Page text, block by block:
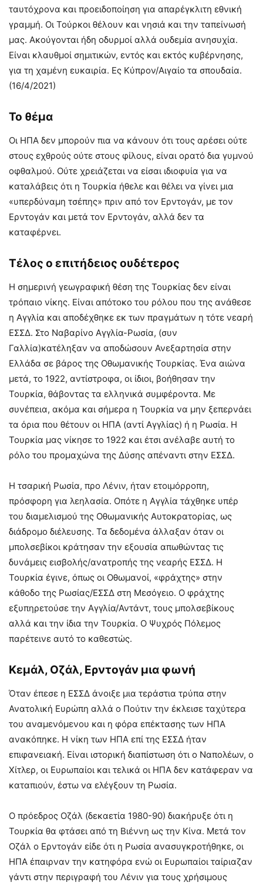
ταυτόχρονα και προειδοποίηση για απαρέγκλιτη εθνική
γραμμή. Οι Τούρκοι θέλουν και νησιά και την ταπείνωσή
μας. Ακούγονται ήδη οδυρμοί αλλά ουδεμία ανησυχία.
Είναι κλαυθμοί σημιτικών, εντός και εκτός κυβέρνησης,
για τη χαμένη ευκαιρία. Ες Κύπρον/Αιγαίο τα σπουδαία.
(16/4/2021)
Το θέμα
Οι ΗΠΑ δεν μπορούν πια να κάνουν ότι τους αρέσει ούτε
στους εχθρούς ούτε στους φίλους, είναι ορατό δια γυμνού
οφθαλμού. Ούτε χρειάζεται να είσαι ιδιοφυία για να
καταλάβεις ότι η Τουρκία ήθελε και θέλει να γίνει μια
«υπερδύναμη τσέπης» πριν από τον Ερντογάν, με τον
Ερντογάν και μετά τον Ερντογάν, αλλά δεν τα
καταφέρνει.
Τέλος ο επιτήδειος ουδέτερος
Η σημερινή γεωγραφική θέση της Τουρκίας δεν είναι
τρόπαιο νίκης. Είναι απότοκο του ρόλου που της ανάθεσε
η Αγγλία και αποδέχθηκε εκ των πραγμάτων η τότε νεαρή
ΕΣΣΔ. Στο Ναβαρίνο Αγγλία-Ρωσία, (συν
Γαλλία)κατέληξαν να αποδώσουν Ανεξαρτησία στην
Ελλάδα σε βάρος της Οθωμανικής Τουρκίας. Ένα αιώνα
μετά, το 1922, αντίστροφα, οι ίδιοι, βοήθησαν την
Τουρκία, θάβοντας τα ελληνικά συμφέροντα. Με
συνέπεια, ακόμα και σήμερα η Τουρκία να μην ξεπερνάει
τα όρια που θέτουν οι ΗΠΑ (αντί Αγγλίας) ή η Ρωσία. Η
Τουρκία μας νίκησε το 1922 και έτσι ανέλαβε αυτή το
ρόλο του προμαχώνα της Δύσης απέναντι στην ΕΣΣΔ.
Η τσαρική Ρωσία, προ Λένιν, ήταν ετοιμόρροπη,
πρόσφορη για λεηλασία. Οπότε η Αγγλία τάχθηκε υπέρ
του διαμελισμού της Οθωμανικής Αυτοκρατορίας, ως
διάδρομο διέλευσης. Τα δεδομένα άλλαξαν όταν οι
μπολσεβίκοι κράτησαν την εξουσία απωθώντας τις
δυνάμεις εισβολής/ανατροπής της νεαρής ΕΣΣΔ. Η
Τουρκία έγινε, όπως οι Οθωμανοί, «φράχτης» στην
κάθοδο της Ρωσίας/ΕΣΣΔ στη Μεσόγειο. Ο φράχτης
εξυπηρετούσε την Αγγλία/Αντάντ, τους μπολσεβίκους
αλλά και την ίδια την Τουρκία. Ο Ψυχρός Πόλεμος
παρέτεινε αυτό το καθεστώς.
Κεμάλ, Οζάλ, Ερντογάν μια φωνή
Όταν έπεσε η ΕΣΣΔ άνοιξε μια τεράστια τρύπα στην
Ανατολική Ευρώπη αλλά ο Πούτιν την έκλεισε ταχύτερα
του αναμενόμενου και η φόρα επέκτασης των ΗΠΑ
ανακόπηκε. Η νίκη των ΗΠΑ επί της ΕΣΣΔ ήταν
επιφανειακή. Είναι ιστορική διαπίστωση ότι ο Ναπολέων, ο
Χίτλερ, οι Ευρωπαίοι και τελικά οι ΗΠΑ δεν κατάφεραν να
καταπιούν, έστω να ελέγξουν τη Ρωσία.
Ο πρόεδρος Οζάλ (δεκαετία 1980-90) διακήρυξε ότι η
Τουρκία θα φτάσει από τη Βιέννη ως την Κίνα. Μετά τον
Οζάλ ο Ερντογάν είδε ότι η Ρωσία ανασυγκροτήθηκε, οι
ΗΠΑ έπαιρναν την κατηφόρα ενώ οι Ευρωπαίοι ταίριαζαν
γάντι στην περιγραφή του Λένιν για τους χρήσιμους